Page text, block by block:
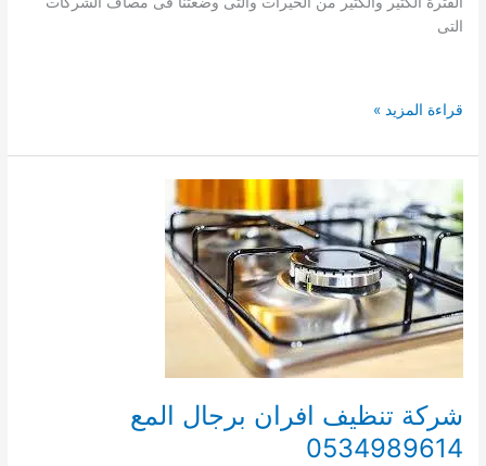
التى
شركة
افران
بسراة
عبيد
0534989614
قراءة المزيد »
شركة تنظيف افران برجال المع
0534989614